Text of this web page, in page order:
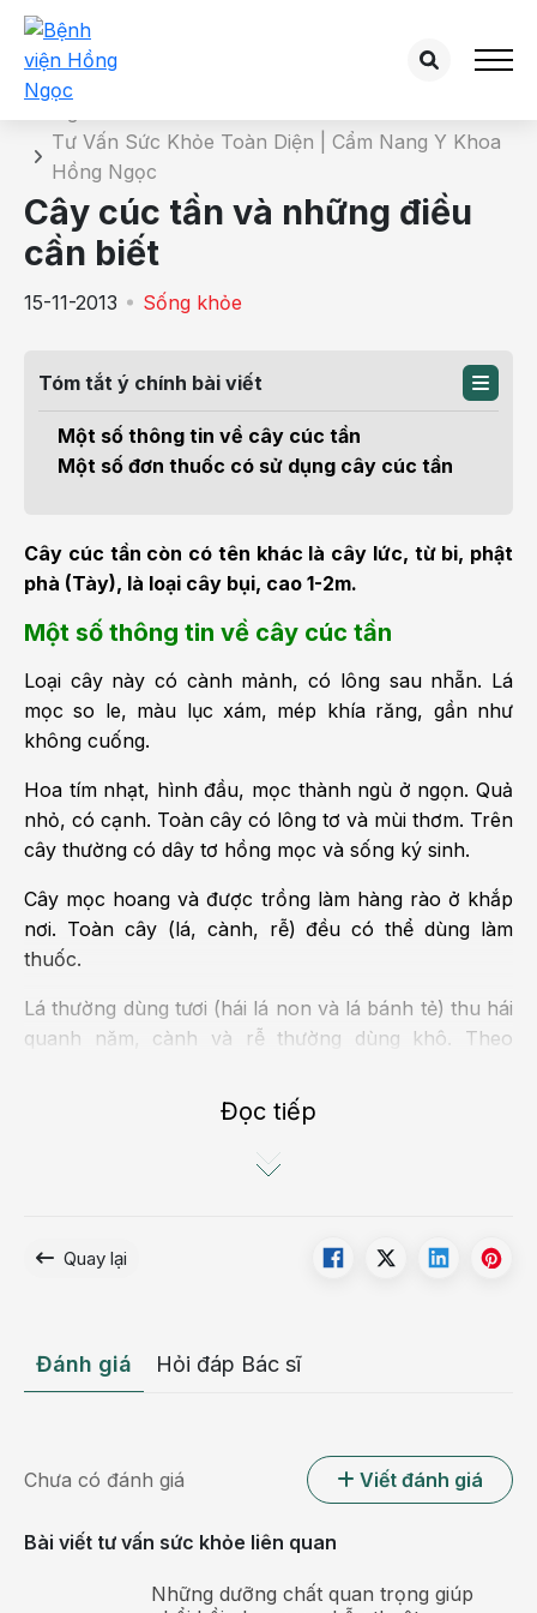
Chi tiết bài tư vấn
Tư Vấn Sức Khỏe Toàn Diện | Cẩm Nang Y Khoa
Hồng Ngọc
Cây cúc tần và những điều
cần biết
15-11-2013 Sống khỏe
Tóm tắt ý chính bài viết
Một số thông tin về cây cúc tần
Một số đơn thuốc có sử dụng cây cúc tần
Cây cúc tần còn có tên khác là cây lức, từ bi, phật
phà (Tày), là loại cây bụi, cao 1-2m.
Một số thông tin về cây cúc tần
Loại cây này có cành mảnh, có lông sau nhẵn. Lá
mọc so le, màu lục xám, mép khía răng, gần như
không cuống.
Hoa tím nhạt, hình đầu, mọc thành ngù ở ngọn. Quả
nhỏ, có cạnh. Toàn cây có lông tơ và mùi thơm. Trên
cây thường có dây tơ hồng mọc và sống ký sinh.
Cây mọc hoang và được trồng làm hàng rào ở khắp
nơi. Toàn cây (lá, cành, rễ) đều có thể dùng làm
thuốc.
Lá thường dùng tươi (hái lá non và lá bánh tẻ) thu hái
quanh năm, cành và rễ thường dùng khô. Theo
Theo y học cổ truyền, cúc tần có vị đắng, cay,
thơm, tính ấm. Công dụng tán phong hàn, lợi tiểu,
không ra mồ hôi, nhức đầu, thấp khớp, đau lưng,
Đọc tiếp
Quay lại
Đánh giá Hỏi đáp Bác sĩ
Chưa có đánh giá Viết đánh giá
Bài viết tư vấn sức khỏe liên quan
Những dưỡng chất quan trọng giúp